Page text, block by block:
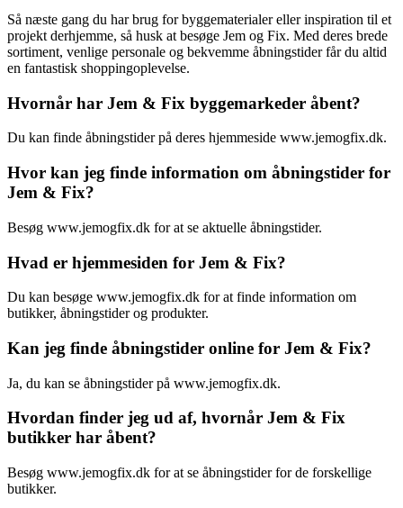
Så næste gang du har brug for byggematerialer eller inspiration til et
projekt derhjemme, så husk at besøge Jem og Fix. Med deres brede
sortiment, venlige personale og bekvemme åbningstider får du altid
en fantastisk shoppingoplevelse.
Hvornår har Jem & Fix byggemarkeder åbent?
Du kan finde åbningstider på deres hjemmeside www.jemogfix.dk.
Hvor kan jeg finde information om åbningstider for
Jem & Fix?
Besøg www.jemogfix.dk for at se aktuelle åbningstider.
Hvad er hjemmesiden for Jem & Fix?
Du kan besøge www.jemogfix.dk for at finde information om
butikker, åbningstider og produkter.
Kan jeg finde åbningstider online for Jem & Fix?
Ja, du kan se åbningstider på www.jemogfix.dk.
Hvordan finder jeg ud af, hvornår Jem & Fix
butikker har åbent?
Besøg www.jemogfix.dk for at se åbningstider for de forskellige
butikker.